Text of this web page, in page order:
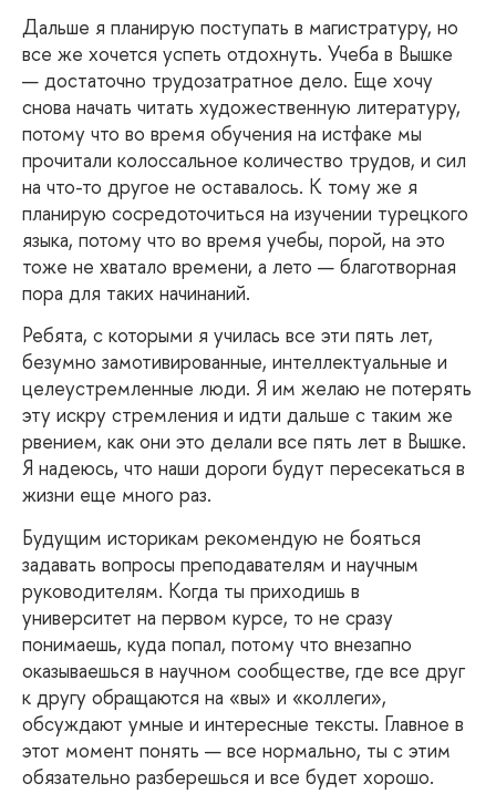
Дальше я планирую поступать в магистратуру, но
все же хочется успеть отдохнуть. Учеба в Вышке
— достаточно трудозатратное дело. Еще хочу
снова начать читать художественную литературу,
потому что во время обучения на истфаке мы
прочитали колоссальное количество трудов, и сил
на что-то другое не оставалось. К тому же я
планирую сосредоточиться на изучении турецкого
языка, потому что во время учебы, порой, на это
тоже не хватало времени, а лето — благотворная
пора для таких начинаний.
Ребята, с которыми я училась все эти пять лет,
безумно замотивированные, интеллектуальные и
целеустремленные люди. Я им желаю не потерять
эту искру стремления и идти дальше с таким же
рвением, как они это делали все пять лет в Вышке.
Я надеюсь, что наши дороги будут пересекаться в
жизни еще много раз.
Будущим историкам рекомендую не бояться
задавать вопросы преподавателям и научным
руководителям. Когда ты приходишь в
университет на первом курсе, то не сразу
понимаешь, куда попал, потому что внезапно
оказываешься в научном сообществе, где все друг
к другу обращаются на «вы» и «коллеги»,
обсуждают умные и интересные тексты. Главное в
этот момент понять — все нормально, ты с этим
обязательно разберешься и все будет хорошо.